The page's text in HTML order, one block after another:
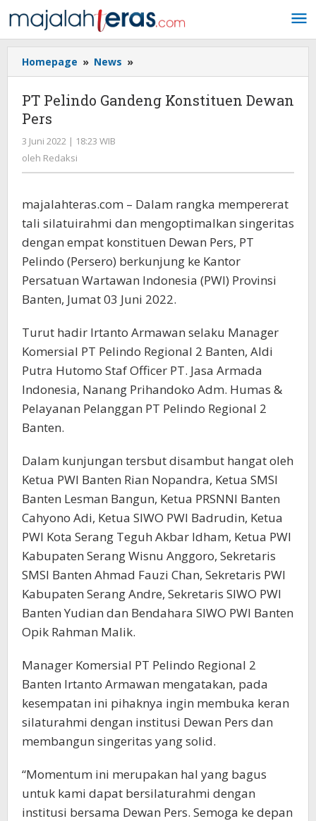
ke
konten
Homepage » News »
Pelindo
Konstituen
PT Pelindo Gandeng Konstituen Dewan
Pers
3 Juni 2022 | 18:23 WIB
oleh Redaksi
majalahteras.com – Dalam rangka mempererat
tali silatuirahmi dan mengoptimalkan singeritas
dengan empat konstituen Dewan Pers, PT
Pelindo (Persero) berkunjung ke Kantor
Persatuan Wartawan Indonesia (PWI) Provinsi
Banten, Jumat 03 Juni 2022.
Turut hadir Irtanto Armawan selaku Manager
Komersial PT Pelindo Regional 2 Banten, Aldi
Putra Hutomo Staf Officer PT. Jasa Armada
Indonesia, Nanang Prihandoko Adm. Humas &
Pelayanan Pelanggan PT Pelindo Regional 2
Banten.
Dalam kunjungan tersbut disambut hangat oleh
Ketua PWI Banten Rian Nopandra, Ketua SMSI
Banten Lesman Bangun, Ketua PRSNNI Banten
Cahyono Adi, Ketua SIWO PWI Badrudin, Ketua
PWI Kota Serang Teguh Akbar Idham, Ketua PWI
Kabupaten Serang Wisnu Anggoro, Sekretaris
SMSI Banten Ahmad Fauzi Chan, Sekretaris PWI
Kabupaten Serang Andre, Sekretaris SIWO PWI
Banten Yudian dan Bendahara SIWO PWI Banten
Opik Rahman Malik.
Manager Komersial PT Pelindo Regional 2
Banten Irtanto Armawan mengatakan, pada
kesempatan ini pihaknya ingin membuka keran
silaturahmi dengan institusi Dewan Pers dan
membangun singeritas yang solid.
“Momentum ini merupakan hal yang bagus
untuk kami dapat bersilaturahmi dengan
institusi bersama Dewan Pers. Semoga ke depan